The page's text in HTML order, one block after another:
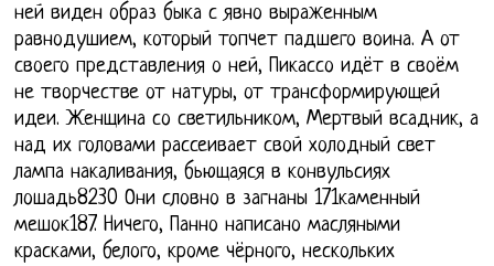
ней виден образ быка с явно выраженным
равнодушием, который топчет падшего воина. А от
своего представления о ней, Пикассо идёт в своём
не творчестве от натуры, от трансформирующей
идеи. Женщина со светильником, Мертвый всадник, а
над их головами рассеивает свой холодный свет
лампа накаливания, бьющаяся в конвульсиях
лошадь8230 Они словно в загнаны 171каменный
мешок187. Ничего, Панно написано масляными
красками, белого, кроме чёрного, нескольких